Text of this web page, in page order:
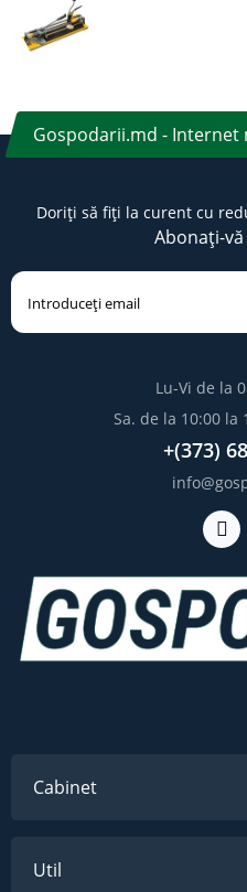
Gospodarii.md - Internet
Doriți să fiți la curent cu
Abonați-
Lu-Vi de la
Sa. de la 10:00 la
+(373)
Cabinet
Util